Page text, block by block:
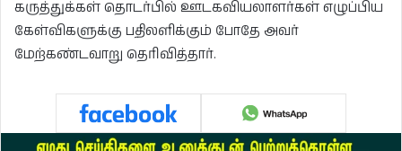
கருத்துக்கள் தொடர்பில் ஊடகவியலாளர்கள் எழுப்பிய
கேள்விகளுக்கு பதிலளிக்கும் போதே அவர்
மேற்கண்டவாறு தெரிவித்தார்.